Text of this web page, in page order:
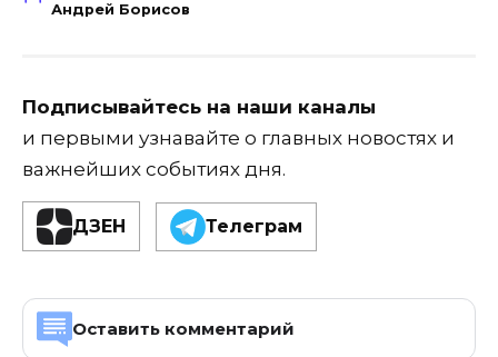
Андрей Борисов
Подписывайтесь на наши каналы
и первыми узнавайте о главных новостях и
важнейших событиях дня.
ДЗЕН Телеграм
Оставить комментарий